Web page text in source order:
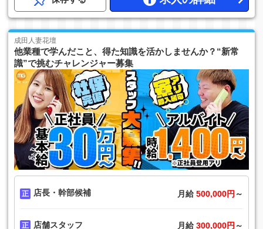
成田人妻花壇
他業種で学んだこと、得た知識を活かしませんか？“新常
識”で挑むチャレンジャー募集
店長・幹部候補 月給 500,000円 ～
店舗スタッフ 月給 300,000円 ～